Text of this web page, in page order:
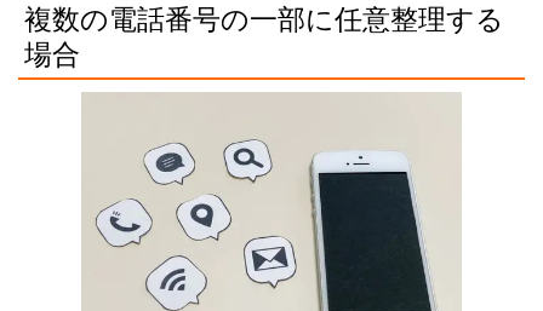
複数の電話番号の一部に任意整理する
場合